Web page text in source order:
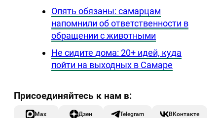
Опять обязаны: самарцам
напомнили об ответственности в
обращении с животными
Не сидите дома: 20+ идей, куда
пойти на выходных в Самаре
Max Дзен Telegram ВКонтакте